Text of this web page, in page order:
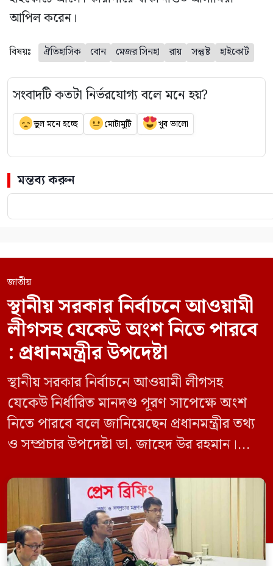
আপিল করেন।
বিষয়ঃ ঐতিহাসিক বোন মেজর সিনহা রায় সন্তুষ্ট হাইকোর্ট
সংবাদটি কতটা নির্ভরযোগ্য বলে মনে হয়?
ভুল মনে হচ্ছে মোটামুটি খুব ভালো
মন্তব্য করুন
জাতীয়
স্থানীয় সরকার নির্বাচনে আওয়ামী
লীগসহ যেকেউ অংশ নিতে পারবে
: প্রধানমন্ত্রীর উপদেষ্টা
স্থানীয় সরকার নির্বাচনে আওয়ামী লীগসহ
যেকেউ নির্ধারিত মানদণ্ড পূরণ সাপেক্ষে অংশ
নিতে পারবে বলে জানিয়েছেন প্রধানমন্ত্রীর তথ্য
ও সম্প্রচার উপদেষ্টা ডা. জাহেদ উর রহমান।
সম্মেলন কক্ষে এক প্রেস ব্রিফিংয়ে সাংবাদিকদের
এক প্রশ্নের জবাবে তিনি এ কথা বলেন।